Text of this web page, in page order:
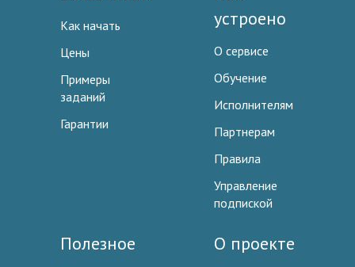
Как начать
Цены
Примеры
заданий
Гарантии
устроено
О сервисе
Обучение
Исполнителям
Партнерам
Правила
Управление
подпиской
Полезное О проекте